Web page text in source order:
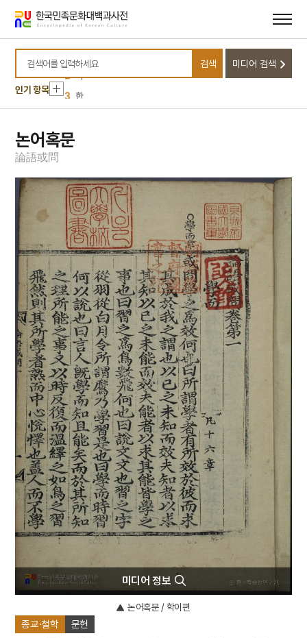
바로가기
바로가기
검색어를 입력하세요
검색 미디어 검색
인기 항목
10 김함의 묘 출토 의복
1 신당
2 미
3
한
4 거북
5
8 창작국악작품
9
10 김함의 묘 출토 의복
1 신당
2
미
3 한
4 거북
5 세조
6 금성대군
7 수달
8 창작국악작품
9
경산 팔공산 관봉 석조 여래 좌상
10 김함의 묘 출토 의복
논어혹문
論語或問
종교·철학 문헌
미디어 정보
논어혹문 / 학이편